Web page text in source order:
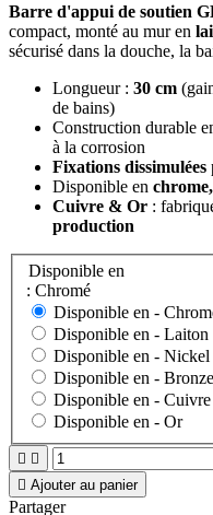
Barre d'appui de soutien
compact, monté au mur en
sécurisé dans la douche, la
Longueur : 30 cm
de bains)
Construction durable
à la corrosion
Fixations dissimulées
Disponible en
Cuivre & Or :
production
Disponible en
: Chromé
Disponible en -
Disponible en - Laiton
Disponible en - Nickel
Disponible en - Bronze
Disponible en - Cuivre
Disponible en - Or
 
 Ajouter au panier
Partager